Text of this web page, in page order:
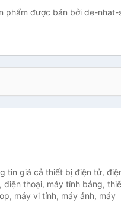
phẩm được bán bởi de-
tin giá cả thiết bị điện tử,
điện thoại, máy tính bảng,
máy vi tính, máy ảnh, máy